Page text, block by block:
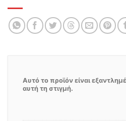
Αυτό το προϊόν είναι
αυτή τη στιγμή.